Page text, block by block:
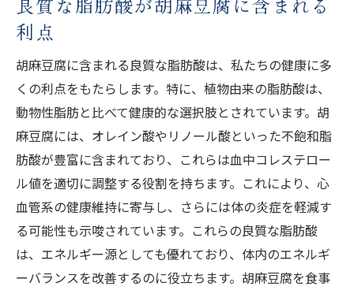
利点
胡麻豆腐に含まれる良質な脂肪酸は、私たちの健康に多
くの利点をもたらします。特に、植物由来の脂肪酸は、
動物性脂肪と比べて健康的な選択肢とされています。胡
麻豆腐には、オレイン酸やリノール酸といった不飽和脂
肪酸が豊富に含まれており、これらは血中コレステロー
ル値を適切に調整する役割を持ちます。これにより、心
血管系の健康維持に寄与し、さらには体の炎症を軽減す
る可能性も示唆されています。これらの良質な脂肪酸
は、エネルギー源としても優れており、体内のエネルギ
ーバランスを改善するのに役立ちます。胡麻豆腐を食事